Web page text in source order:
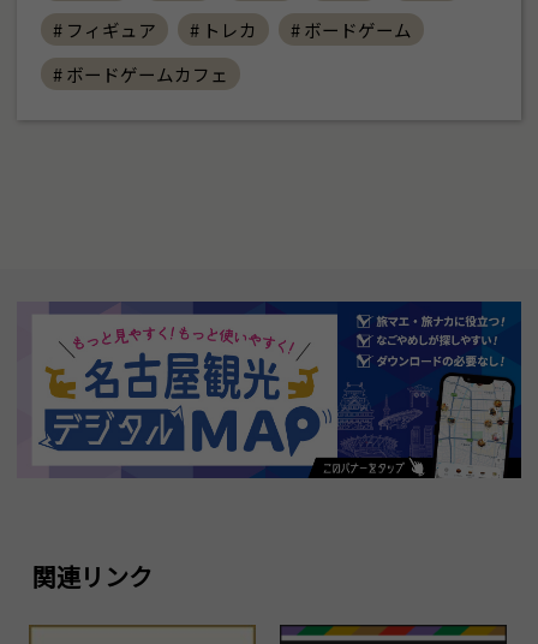
# フィギュア
# トレカ
# ボードゲーム
# ボードゲームカフェ
関連リンク